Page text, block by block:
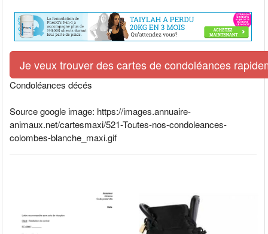
Je veux trouver des cartes de condoléances
Condoléances décés
Source google image: https://images.annuaire-
animaux.net/cartesmaxi/521-Toutes-nos-condoleances-
colombes-blanche_maxi.gif